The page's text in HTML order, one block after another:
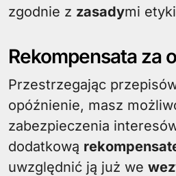
zgodnie z zasadymi
Rekompensata za
Przestrzegając
opóźnienie, masz
zabezpieczenia
dodatkową
uwzględnić ją już we